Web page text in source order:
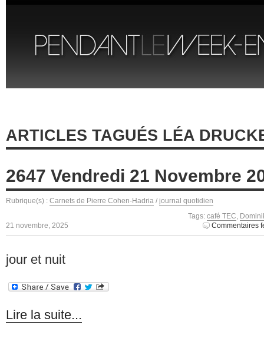
ARTICLES TAGUÉS LÉA
2647 Vendredi 21 Novembre
Rubrique(s) : Carnets de Pierre Cohen-Hadria / journal quotidien
Tags: café TEC,
21 novembre, 2025
Commentaires
jour et nuit
Lire la suite...